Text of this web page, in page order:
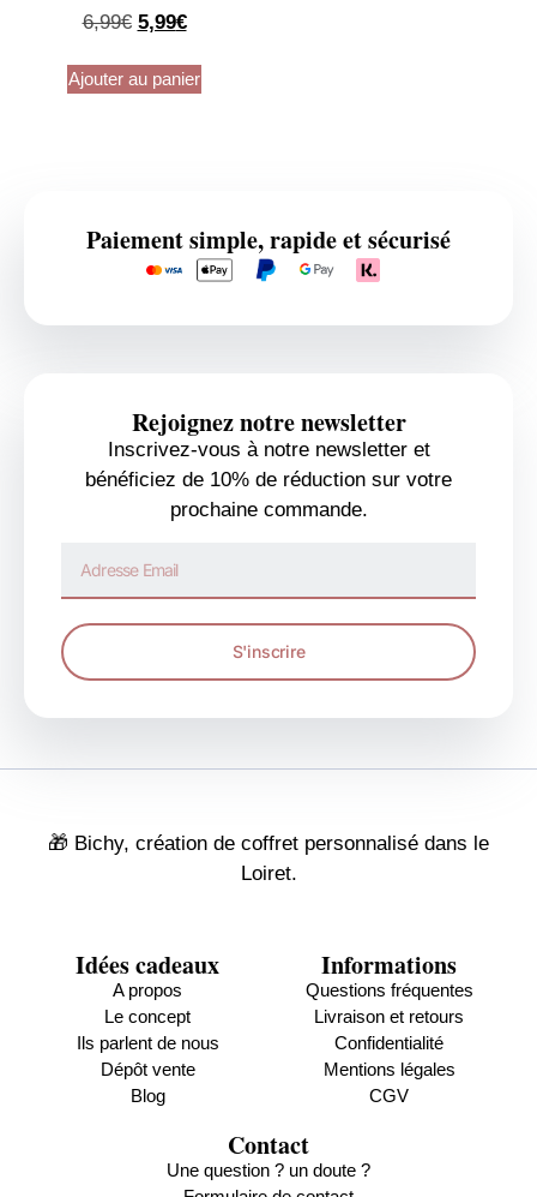
6,99€ 5,99€
Ajouter au panier
Paiement simple, rapide et sécurisé
Rejoignez notre newsletter
Inscrivez-vous à notre newsletter et
bénéficiez de 10% de réduction sur votre
prochaine commande.
S'inscrire
🎁 Bichy, création de coffret personnalisé dans le
Loiret.
Idées cadeaux
A propos
Le concept
Ils parlent de nous
Dépôt vente
Blog
Informations
Questions fréquentes
Livraison et retours
Confidentialité
Mentions légales
CGV
Contact
Une question ? un doute ?